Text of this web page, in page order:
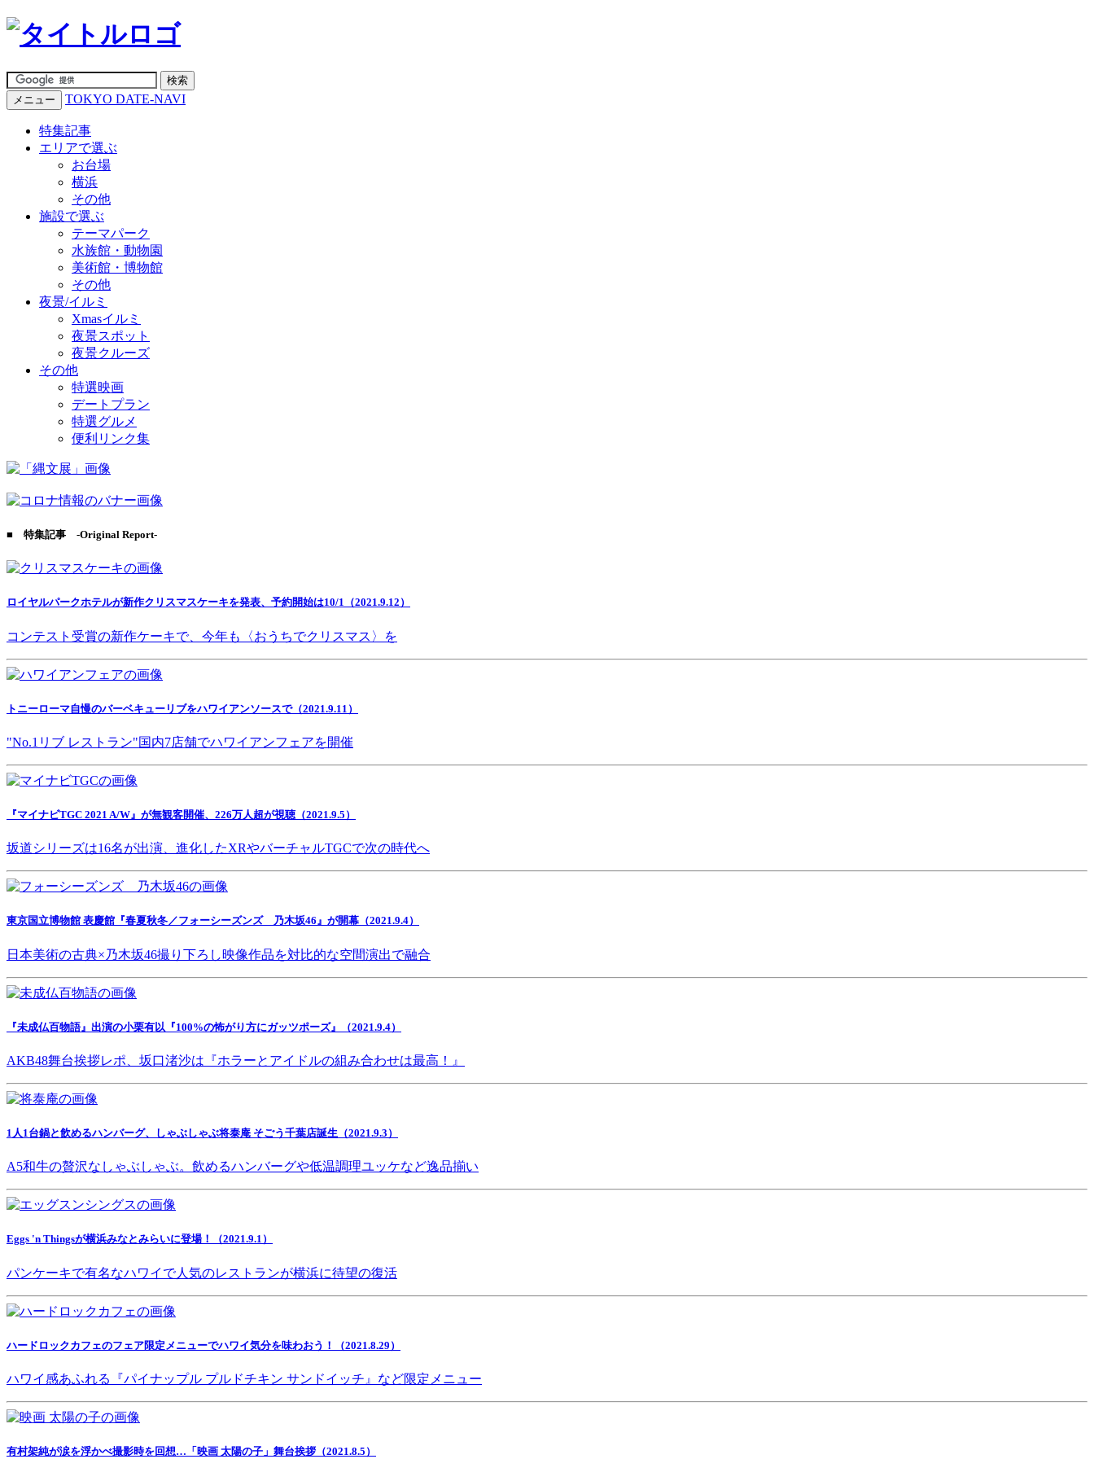
メニュー TOKYO DATE-NAVI
特集記事
エリアで選ぶ
お台場
横浜
その他
施設で選ぶ
テーマパーク
水族館・動物園
美術館・博物館
その他
夜景/イルミ
Xmasイルミ
夜景スポット
夜景クルーズ
その他
特選映画
デートプラン
特選グルメ
便利リンク集
■ 特集記事 -Original Report-
ロイヤルパークホテルが新作クリスマスケーキを発表、予約開始は10/1（2021.9.12）
コンテスト受賞の新作ケーキで、今年も〈おうちでクリスマス〉を
トニーローマ自慢のバーベキューリブをハワイアンソースで（2021.9.11）
"No.1リブ レストラン"国内7店舗でハワイアンフェアを開催
『マイナビTGC 2021 A/W』が無観客開催、226万人超が視聴（2021.9.5）
坂道シリーズは16名が出演、進化したXRやバーチャルTGCで次の時代へ
東京国立博物館 表慶館『春夏秋冬／フォーシーズンズ 乃木坂46』が開幕（2021.9.4）
日本美術の古典×乃木坂46撮り下ろし映像作品を対比的な空間演出で融合
『未成仏百物語』出演の小栗有以『100%の怖がり方にガッツポーズ』（2021.9.4）
AKB48舞台挨拶レポ、坂口渚沙は『ホラーとアイドルの組み合わせは最高！』
1人1台鍋と飲めるハンバーグ、しゃぶしゃぶ将泰庵 そごう千葉店誕生（2021.9.3）
A5和牛の贅沢なしゃぶしゃぶ。飲めるハンバーグや低温調理ユッケなど逸品揃い
Eggs 'n Thingsが横浜みなとみらいに登場！（2021.9.1）
パンケーキで有名なハワイで人気のレストランが横浜に待望の復活
ハードロックカフェのフェア限定メニューでハワイ気分を味わおう！（2021.8.29）
ハワイ感あふれる『パイナップル プルドチキン サンドイッチ』など限定メニュー
有村架純が涙を浮かべ撮影時を回想…「映画 太陽の子」舞台挨拶（2021.8.5）